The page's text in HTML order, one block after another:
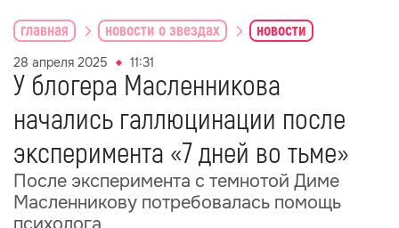
главная новости о звездах новости
28 апреля 2025 11:31
У блогера Масленникова
начались галлюцинации после
эксперимента «7 дней во тьме»
После эксперимента с темнотой Диме
Масленникову потребовалась помощь